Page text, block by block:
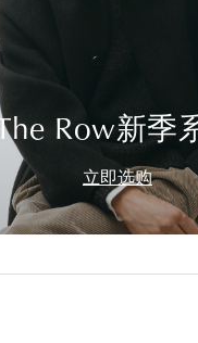
The Row新季
立即选购